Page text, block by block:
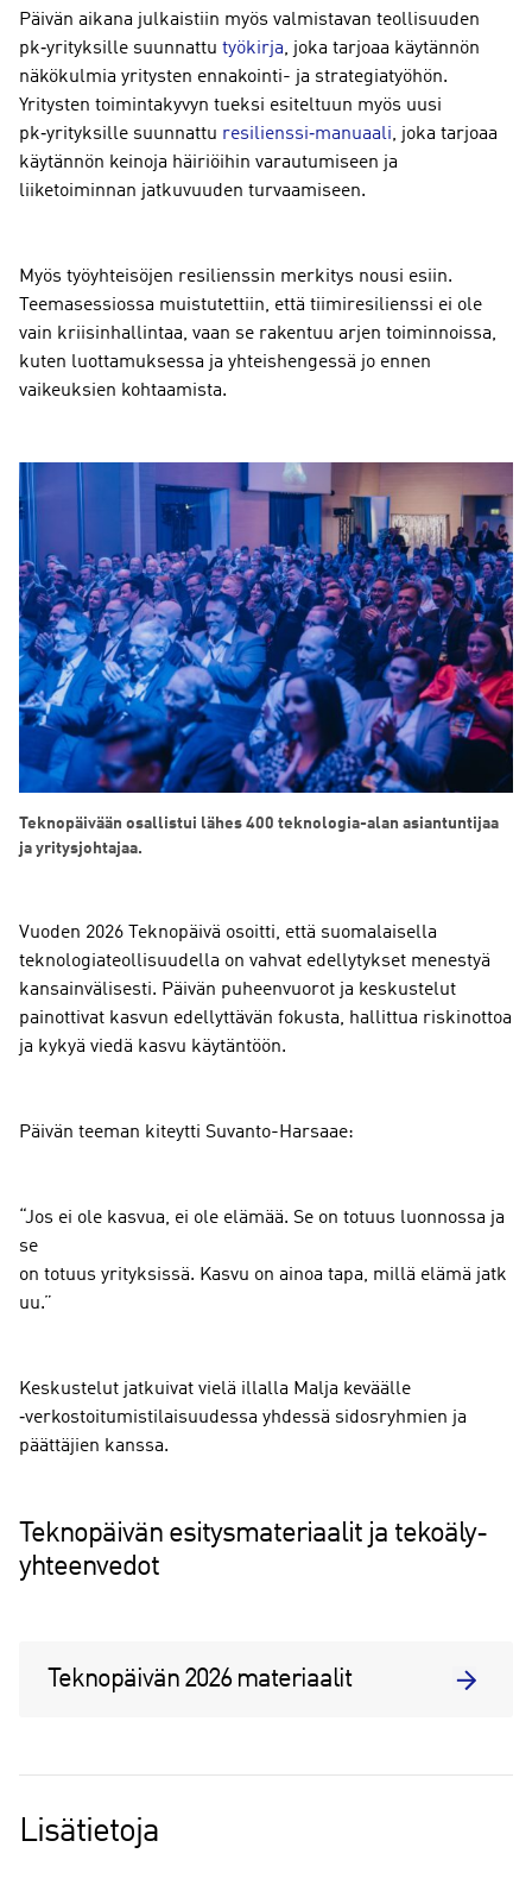
Päivän aikana julkaistiin myös valmistavan teollisuuden
pk‑yrityksille suunnattu työkirja, joka tarjoaa käytännön
näkökulmia yritysten ennakointi- ja strategiatyöhön.
Yritysten toimintakyvyn tueksi esiteltuun myös uusi
pk‑yrityksille suunnattu resilienssi‑manuaali, joka tarjoaa
käytännön keinoja häiriöihin varautumiseen ja
liiketoiminnan jatkuvuuden turvaamiseen.
Myös työyhteisöjen resilienssin merkitys nousi esiin.
Teemasessiossa muistutettiin, että tiimiresilienssi ei ole
vain kriisinhallintaa, vaan se rakentuu arjen toiminnoissa,
kuten luottamuksessa ja yhteishengessä jo ennen
vaikeuksien kohtaamista.
Teknopäivään osallistui lähes 400 teknologia-alan asiantuntijaa
ja yritysjohtajaa.
Vuoden 2026 Teknopäivä osoitti, että suomalaisella
teknologiateollisuudella on vahvat edellytykset menestyä
kansainvälisesti. Päivän puheenvuorot ja keskustelut
painottivat kasvun edellyttävän fokusta, hallittua riskinottoa
ja kykyä viedä kasvu käytäntöön.
Päivän teeman kiteytti Suvanto-Harsaae:
“Jos ei ole kasvua, ei ole elämää. Se on totuus luonnossa ja
se
on totuus yrityksissä. Kasvu on ainoa tapa, millä elämä jatk
uu.”
Keskustelut jatkuivat vielä illalla Malja keväälle
‑verkostoitumistilaisuudessa yhdessä sidosryhmien ja
päättäjien kanssa.
Teknopäivän esitysmateriaalit ja tekoäly-
yhteenvedot
Teknopäivän 2026 materiaalit
Lisätietoja